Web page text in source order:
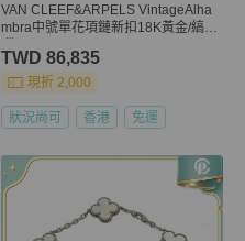
VAN CLEEF&ARPELS VintageAlha
mbra中號單花項鏈新扣18K黃金/縞瑪
TWD 86,835
現折 2,000
狀況尚可 香港 免運